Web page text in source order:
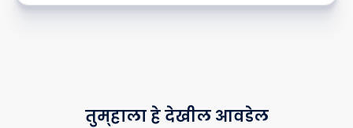
तुम्हाला हे देखील आवडेल